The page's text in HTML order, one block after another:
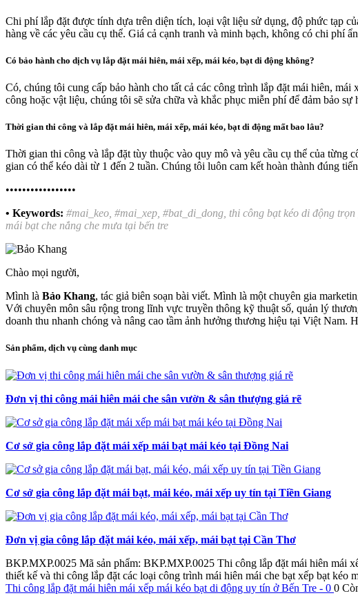
Chi phí lắp đặt được tính dựa trên diện tích, loại vật liệu sử dụng, độ phức tạp
hàng về các yêu cầu cụ thể. Giá cả cạnh tranh và minh bạch, không có chi phí
Có bảo hành cho dịch vụ lắp đặt mái hiên, mái xếp, mái kéo, bạt di động không?
Có, chúng tôi cung cấp bảo hành cho tất cả các công trình lắp đặt mái hiên,
công hoặc vật liệu, chúng tôi sẽ sửa chữa và khắc phục miễn phí để đảm bảo sự
Thời gian thi công và lắp đặt mái hiên, mái xếp, mái kéo, bạt di động mất bao lâu?
Thời gian thi công và lắp đặt tùy thuộc vào quy mô và yêu cầu cụ thể của
gian có thể kéo dài từ 1 đến 2 tuần. Chúng tôi luôn cam kết hoàn thành đúng
•••••••••••••••••
• Keywords: #mai_keo, #mai_xep, #bat_di_dong, thi công bạt kéo di động
mái bạt che nắng che mưa tại bến tre
Chào mọi người,
Mình là Bảo Khang, tác giả biên soạn bài viết. Mình là một chuyên gia
Với chuyên môn sâu rộng trong lĩnh vực truyền thông kỹ thuật số, quản lý
doanh thu nhanh chóng và nâng cao tầm ảnh hưởng thương hiệu tại Việt Nam.
Sản phẩm, dịch vụ cùng danh mục
Đơn vị thi công mái hiên mái che sân vườn & sân thượng giá rẽ
Cơ sở gia công lắp đặt mái xếp mái bạt mái kéo tại Đồng Nai
Cơ sở gia công lắp đặt mái bạt, mái kéo, mái xếp uy tín tại Tiền Giang
Đơn vị gia công lắp đặt mái kéo, mái xếp, mái bạt tại Cần Thơ
BKP.MXP.0025 Mã sản phẩm: BKP.MXP.0025 Thi công lắp đặt mái hiên mái
thiết kế và thi công lắp đặt các loại công trình mái hiên mái che bạt xếp bạt
Thi công lắp đặt mái hiên mái xếp mái kéo bạt di động uy tín ở Bến Tre - 0 0